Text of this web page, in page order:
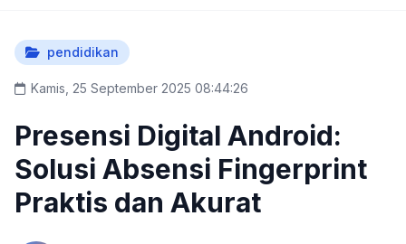
pendidikan
Kamis, 25 September 2025 08:44:26
Presensi Digital Android:
Solusi Absensi Fingerprint
Praktis dan Akurat